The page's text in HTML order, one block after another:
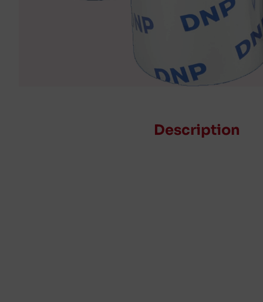
Description